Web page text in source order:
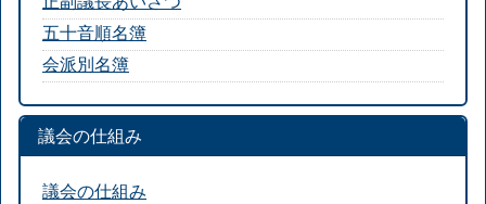
五十音順名簿
会派別名簿
議会の仕組み
議会の仕組み